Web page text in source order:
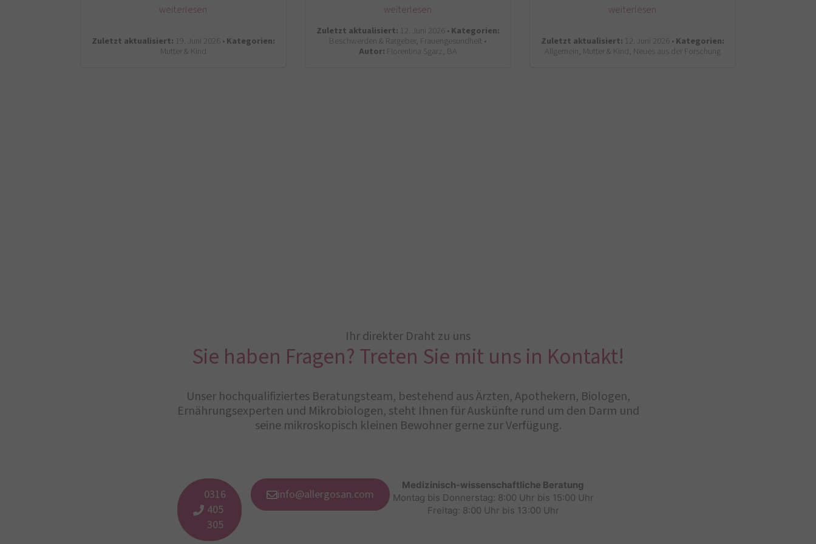
weiterlesen
Zuletzt aktualisiert: 19. Juni 2026 •Kategorien:
Mutter & Kind
weiterlesen
Zuletzt aktualisiert: 12. Juni 2026 •Kategorien:
Beschwerden & Ratgeber, Frauengesundheit •
Autor: Florentina Sgarz, BA
weiterlesen
Zuletzt aktualisiert: 12. Juni 2026 •Kategorien:
Allgemein, Mutter & Kind, Neues aus der Forschung
Ihr direkter Draht zu uns
Sie haben Fragen? Treten Sie mit uns in Kontakt!
Unser hochqualifiziertes Beratungsteam, bestehend aus Ärzten, Apothekern, Biologen,
Ernährungsexperten und Mikrobiologen, steht Ihnen für Auskünfte rund um den Darm und
seine mikroskopisch kleinen Bewohner gerne zur Verfügung.
0316
405
305
info@allergosan.com
Medizinisch-wissenschaftliche Beratung
Montag bis Donnerstag: 8:00 Uhr bis 15:00 Uhr
Freitag: 8:00 Uhr bis 13:00 Uhr